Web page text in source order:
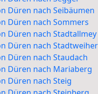
Düren nach Seibäumen
Düren nach Sommers
Düren nach Stadtallmey
Düren nach Stadtweiher
Düren nach Staudach
Düren nach Mariaberg
Düren nach Steig